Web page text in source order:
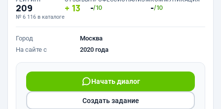
209
№ 6 116 в каталоге
13 -/10 -/10
Город
Москва
На сайте с
2020 года
Начать диалог
Создать задание